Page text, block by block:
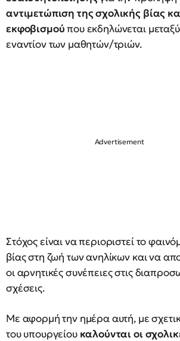
αντιμετώπιση της σχολικής βίας
εκφοβισμούπου εκδηλώνεται
εναντίον των μαθητών/τριών.
Στόχος είναι να περιοριστεί το
βίας στη ζωή των ανηλίκων και να
οι αρνητικές συνέπειες στις
σχέσεις.
Με αφορμή την ημέρα αυτή, με
του υπουργείου καλούνται οι